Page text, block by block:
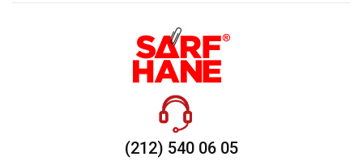
(212) 540 06 05